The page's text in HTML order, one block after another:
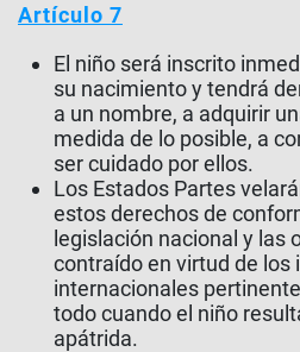
Artículo 7
El niño será inscrito
su nacimiento y tendrá
a un nombre, a adquirir
medida de lo posible, a
ser cuidado por ellos.
Los Estados Partes
estos derechos de
legislación nacional y las
contraído en virtud de los
internacionales
todo cuando el niño
apátrida.